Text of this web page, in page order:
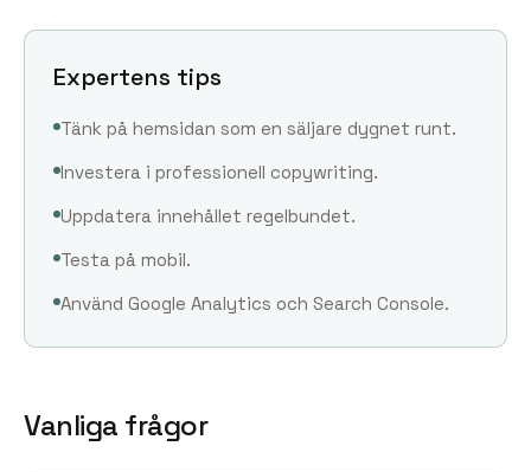
Expertens tips
Tänk på hemsidan som en säljare dygnet runt.
Investera i professionell copywriting.
Uppdatera innehållet regelbundet.
Testa på mobil.
Använd Google Analytics och Search Console.
Vanliga frågor